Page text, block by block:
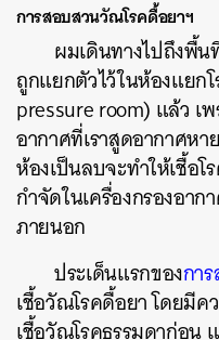
การสอบสวนวัณโรคดื้อยาฯ
ผมเดินทางไปถึงพื้
ถูกแยกตัวไว้ในห้องแยก
pressure room) แล้ว เ
อากาศที่เราสูดอากาศห
ห้องเป็นลบจะทำให้เชื้อ
กำจัดในเครื่องกรองอา
ภายนอก
ประเด็นแรกของกา
เชื้อวัณโรคดื้อยา โดยมีค
เชื้อวัณโรคธรรมดาก่อน